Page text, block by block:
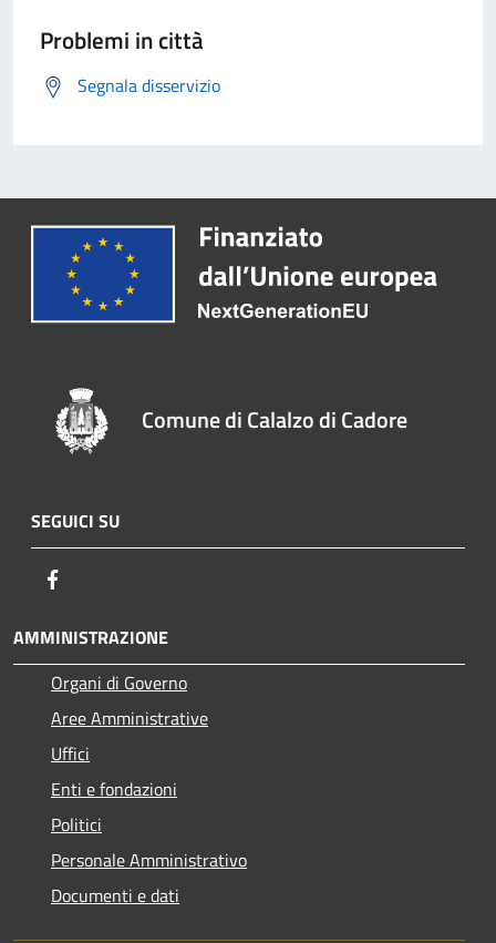
Problemi in città
Segnala disservizio
Comune di Calalzo di Cadore
SEGUICI SU
AMMINISTRAZIONE
Organi di Governo
Aree Amministrative
Uffici
Enti e fondazioni
Politici
Personale Amministrativo
Documenti e dati